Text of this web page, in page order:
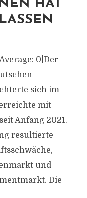
HAT
0]Der
sich im
mit
Anfang 2021.
resultierte
und
Die